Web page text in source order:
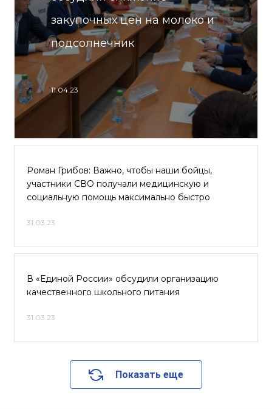
закупочных цен на молоко и
подсолнечник
11.04.23
Роман Грибов: Важно, чтобы наши бойцы,
участники СВО получали медицинскую и
социальную помощь максимально быстро
31.03.23
В «Единой России» обсудили организацию
качественного школьного питания
31.03.23
Показать еще